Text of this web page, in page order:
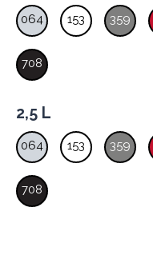
064 153 359
708
2,5 L
064 153 359
708